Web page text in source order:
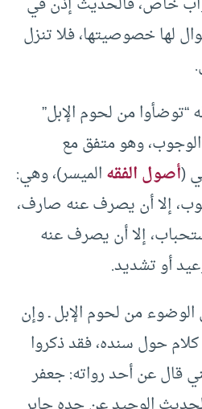
لها خصوصيتها، فلا تنزل
من لحوم الإبل”
وهو متفق مع
(أصول الفقهالميسر)، وهي:
إلا أن يصرف عنه صارف،
إلا أن يصرف عنه
أو تشديد.
من لحوم الإبل ـ وإن
حول سنده، فقد ذكروا
قال عن أحد رواته: جعفر